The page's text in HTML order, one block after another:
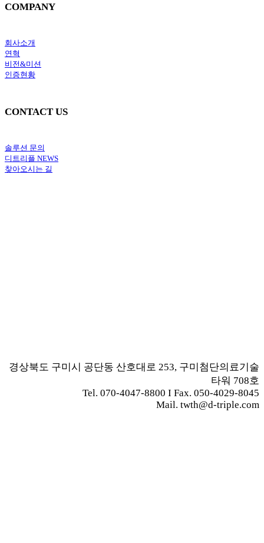
COMPANY
회사소개
연혁
비전&미션
인증현황
CONTACT US
솔루션 문의
디트리플 NEWS
찾아오시는 길
경상북도 구미시 공단동 산호대로 253, 구미첨단의료기술
타워 708호
Tel. 070-4047-8800 I Fax. 050-4029-8045
Mail. twth@d-triple.com